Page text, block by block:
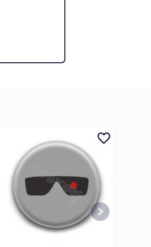
favorite_border